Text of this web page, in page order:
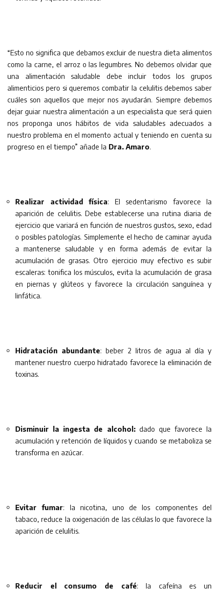
“Esto no significa que debamos excluir de nuestra dieta alimentos
como la carne, el arroz o las legumbres. No debemos olvidar que
una alimentación saludable debe incluir todos los grupos
alimenticios pero si queremos combatir la celulitis debemos saber
cuáles son aquellos que mejor nos ayudarán. Siempre debemos
dejar guiar nuestra alimentación a un especialista que será quien
nos proponga unos hábitos de vida saludables adecuados a
nuestro problema en el momento actual y teniendo en cuenta su
progreso en el tiempo” añade la Dra. Amaro.
Realizar actividad física: El sedentarismo favorece la
aparición de celulitis. Debe establecerse una rutina diaria de
ejercicio que variará en función de nuestros gustos, sexo, edad
o posibles patologías. Simplemente el hecho de caminar ayuda
a mantenerse saludable y en forma además de evitar la
acumulación de grasas. Otro ejercicio muy efectivo es subir
escaleras: tonifica los músculos, evita la acumulación de grasa
en piernas y glúteos y favorece la circulación sanguínea y
linfática.
Hidratación abundante: beber 2 litros de agua al día y
mantener nuestro cuerpo hidratado favorece la eliminación de
toxinas.
Disminuir la ingesta de alcohol: dado que favorece la
acumulación y retención de líquidos y cuando se metaboliza se
transforma en azúcar.
Evitar fumar: la nicotina, uno de los componentes del
tabaco, reduce la oxigenación de las células lo que favorece la
aparición de celulitis.
Reducir el consumo de café: la cafeína es un